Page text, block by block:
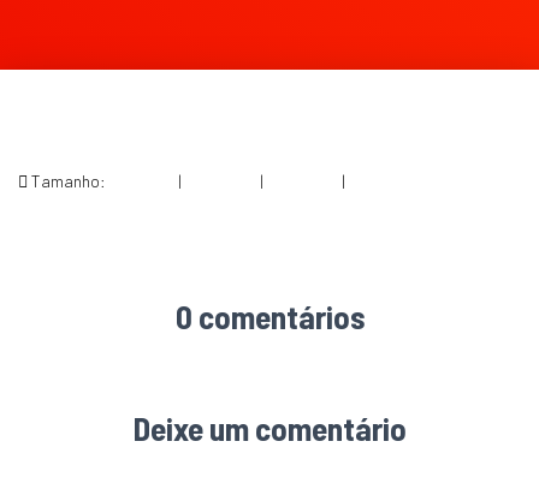
Tamanho: | | |
0 comentários
Deixe um comentário